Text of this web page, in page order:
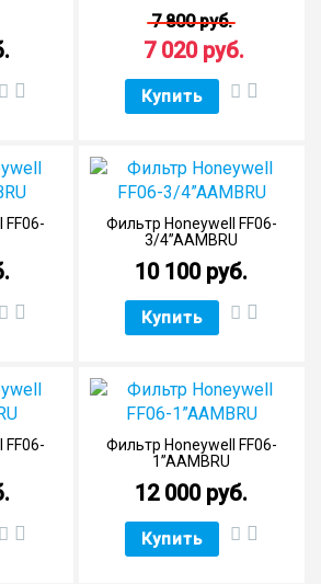
7 800 руб.
7 020 руб.
Купить
Фильтр Honeywell FF06-
3/4”AAMBRU
10 100 руб.
Купить
Фильтр Honeywell FF06-
1”AAMBRU
12 000 руб.
Купить